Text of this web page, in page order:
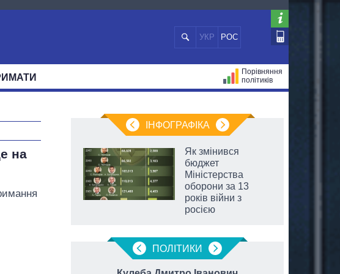
УКР РОС
Порівняння
політиків
на
ІНФОГРАФІКА
картоплі
в
Як змінився
бюджет
Міністерства
оборони за 13
років війни з
росією
ПОЛIТИКИ